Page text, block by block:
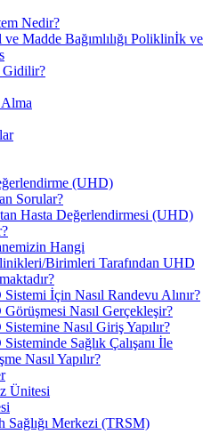
Nedir?
Madde Bağımlılığı Poliklinİk ve
Gidilir?
Alma
(UHD)
Sorular?
Hasta Değerlendirmesi (UHD)
Hangi
Birimleri Tarafından UHD
İçin Nasıl Randevu Alınır?
Nasıl Gerçekleşir?
Nasıl Giriş Yapılır?
Sağlık Çalışanı İle
Nasıl Yapılır?
Ünitesi
Sağlığı Merkezi (TRSM)